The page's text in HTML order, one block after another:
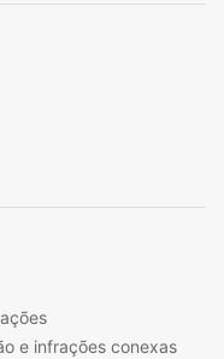
e infrações conexas